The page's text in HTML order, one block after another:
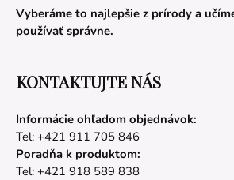
Vyberáme to najlepšie z prírody a
používať správne.
KONTAKTUJTE NÁS
Informácie ohľadom objednávok:
Tel: +421 911 705 846
Poradňa k produktom:
Tel: +421 918 589 838